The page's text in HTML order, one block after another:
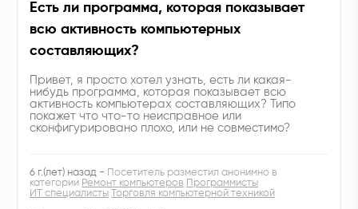
Есть ли программа, которая показывает
всю активность компьютерных
составляющих?
Привет, я просто хотел узнать, есть ли какая-
нибудь программа, которая показывает всю
активность компьютерах составляющих? Типо
покажет что что-то неисправное или
сконфигурировано плохо, или не совместимо?
6 г.(лет) назад -
Посетитель разместил анонимно в
категории Ремонт компьютеров
Программисты
ИТ специалисты
Торговля компьютерной техникой